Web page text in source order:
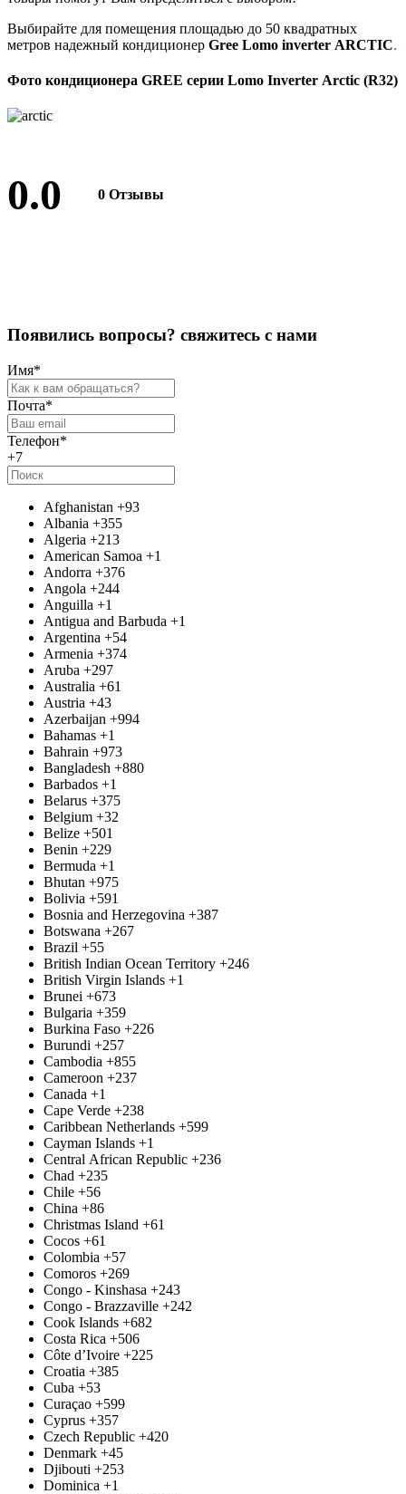
Выбирайте для помещения площадью до 50 квадратных
метров надежный кондиционер Gree Lomo inverter ARCTIC.
Фото кондиционера GREE серии Lomo Inverter Arctic (R32)
0.0 0 Отзывы
Появились вопросы? свяжитесь с нами
Имя*
Почта*
Телефон*
+7
Afghanistan +93
Albania +355
Algeria +213
American Samoa +1
Andorra +376
Angola +244
Anguilla +1
Antigua and Barbuda +1
Argentina +54
Armenia +374
Aruba +297
Australia +61
Austria +43
Azerbaijan +994
Bahamas +1
Bahrain +973
Bangladesh +880
Barbados +1
Belarus +375
Belgium +32
Belize +501
Benin +229
Bermuda +1
Bhutan +975
Bolivia +591
Bosnia and Herzegovina +387
Botswana +267
Brazil +55
British Indian Ocean Territory +246
British Virgin Islands +1
Brunei +673
Bulgaria +359
Burkina Faso +226
Burundi +257
Cambodia +855
Cameroon +237
Canada +1
Cape Verde +238
Caribbean Netherlands +599
Cayman Islands +1
Central African Republic +236
Chad +235
Chile +56
China +86
Christmas Island +61
Cocos +61
Colombia +57
Comoros +269
Congo - Kinshasa +243
Congo - Brazzaville +242
Cook Islands +682
Costa Rica +506
Côte d’Ivoire +225
Croatia +385
Cuba +53
Curaçao +599
Cyprus +357
Czech Republic +420
Denmark +45
Djibouti +253
Dominica +1